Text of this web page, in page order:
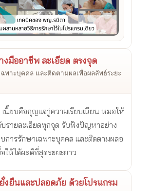
งมืออาชีพ ละเอียด ตรงจุด
พาะบุคคล และติดตามผลเพื่อผลลัพธ์ระยะ
เนี๊ยบคือกุญแจาู่ความเรียบเนียน หมอให้
รายละเอียดทุกจุด รับฟังปัญหาอย่าง
บการรักษาเฉพาะบุคคล และติดตามผลอ
ให้ได้ผลดีที่สุดระยะยาว
งยืนและปลอดภัย ด้วยโปรแกรม